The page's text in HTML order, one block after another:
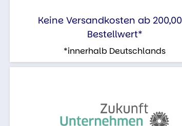
Keine Versandkosten ab
Bestellwert*
*innerhalb Deutschlands